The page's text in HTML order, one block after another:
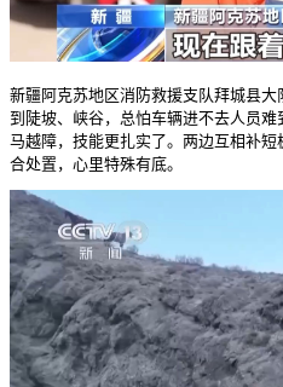
新疆阿克苏地区消防救援支队拜城县
到陡坡、峡谷，总怕车辆进不去人员
马越障，技能更扎实了。两边互相补
合处置，心里特殊有底。